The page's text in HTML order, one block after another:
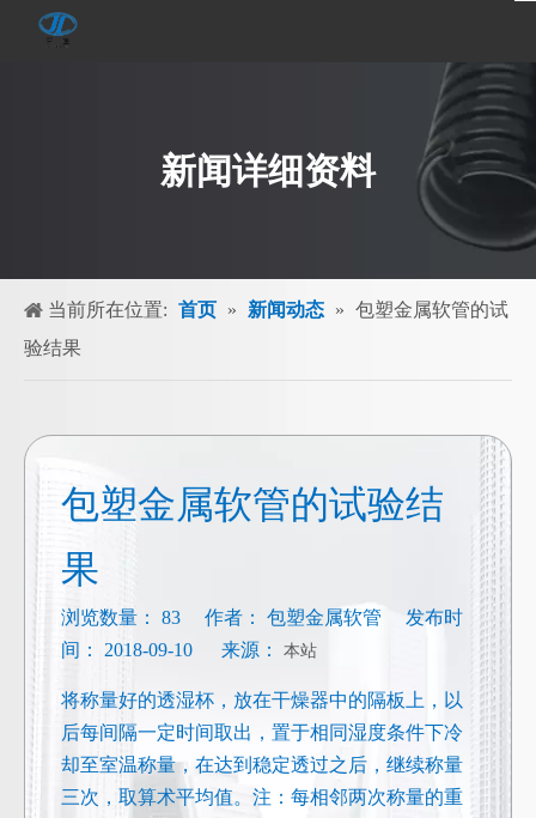
新闻详细资料
当前所在位置: 首页 » 新闻动态 » 包塑金属软管的试
验结果
包塑金属软管的试验结
果
浏览数量： 83 作者： 包塑金属软管 发布时
间： 2018-09-10 来源： 本站
将称量好的透湿杯，放在干燥器中的隔板上，以
后每间隔一定时间取出，置于相同湿度条件下冷
却至室温称量，在达到稳定透过之后，继续称量
三次，取算术平均值。注：每相邻两次称量的重